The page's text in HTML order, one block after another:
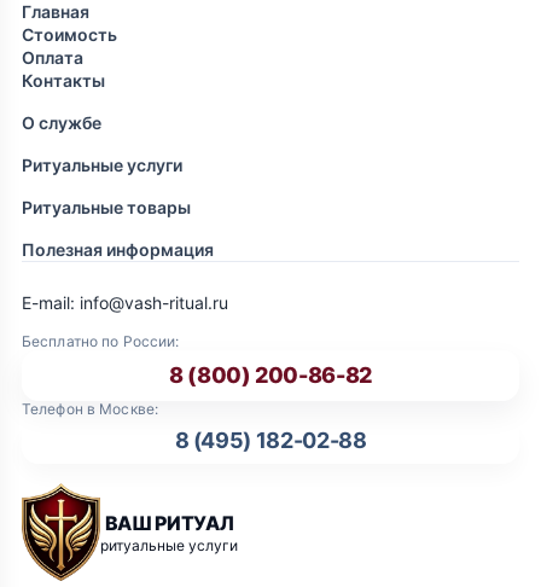
Главная
Стоимость
Оплата
Контакты
О службе
Ритуальные услуги
Ритуальные товары
Полезная информация
ВАШ РИТУАЛ
ритуальные услуги
Бесплатно по России:
8 (800) 200-86-82
Телефон в Москве:
8 (495) 182-02-88
E-mail: info@vash-ritual.ru